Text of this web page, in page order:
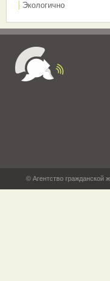
Экологично
© Агентство